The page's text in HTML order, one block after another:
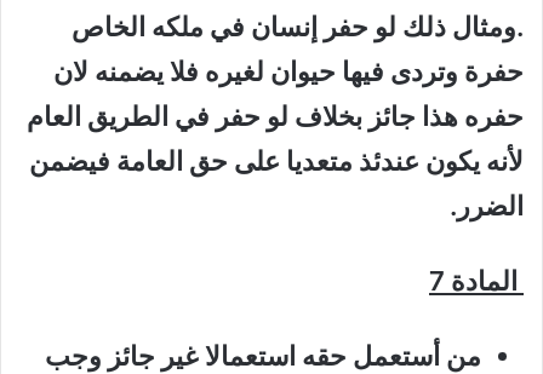
.ومثال ذلك لو حفر إنسان في ملكه الخاص
حفرة وتردى فيها حيوان لغيره فلا يضمنه لان
حفره هذا جائز بخلاف لو حفر في الطريق العام
لأنه يكون عندئذ متعديا على حق العامة فيضمن
الضرر.
المادة 7
من أستعمل حقه استعمالا غير جائز وجب